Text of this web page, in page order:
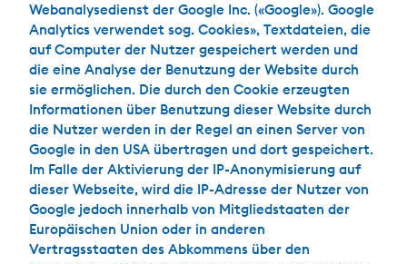
Webanalysedienst der Google Inc. («Google»). Google
Analytics verwendet sog. Cookies», Textdateien, die
auf Computer der Nutzer gespeichert werden und
die eine Analyse der Benutzung der Website durch
sie ermöglichen. Die durch den Cookie erzeugten
Informationen über Benutzung dieser Website durch
die Nutzer werden in der Regel an einen Server von
Google in den USA übertragen und dort gespeichert.
Im Falle der Aktivierung der IP-Anonymisierung auf
dieser Webseite, wird die IP-Adresse der Nutzer von
Google jedoch innerhalb von Mitgliedstaaten der
Europäischen Union oder in anderen
Vertragsstaaten des Abkommens über den